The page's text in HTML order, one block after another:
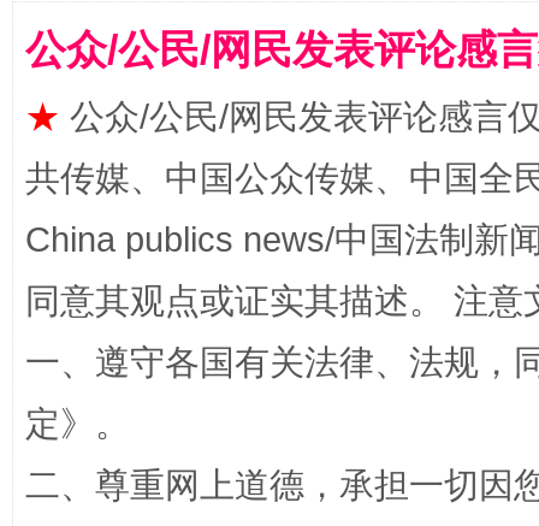
扯下公款旅游的“隐身衣” 如何以
公众/公民/网民发表评论感
★ 公众/公民/网民发表评论感言
共传媒、中国公众传媒、中国全
China publics news/中国法制新
同意其观点或证实其描述。 注
一、遵守各国有关法律、法规，
定》。
二、尊重网上道德，承担一切因